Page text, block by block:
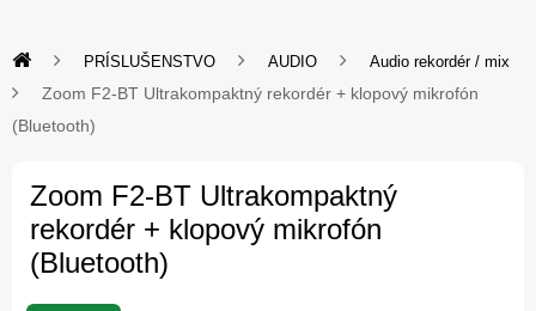
PRÍSLUŠENSTVO AUDIO Audio rekordér / mix
Zoom F2-BT Ultrakompaktný rekordér + klopový mikrofón
(Bluetooth)
Zoom F2-BT Ultrakompaktný
rekordér + klopový mikrofón
(Bluetooth)